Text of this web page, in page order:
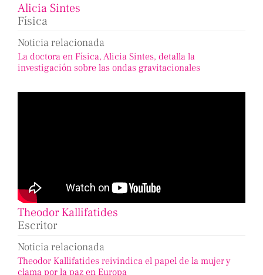
Alicia Sintes
Física
Noticia relacionada
La doctora en Física, Alicia Sintes, detalla la
investigación sobre las ondas gravitacionales
Theodor Kallifatides
Escritor
Noticia relacionada
Theodor Kallifatides reivindica el papel de la mujer y
clama por la paz en Europa